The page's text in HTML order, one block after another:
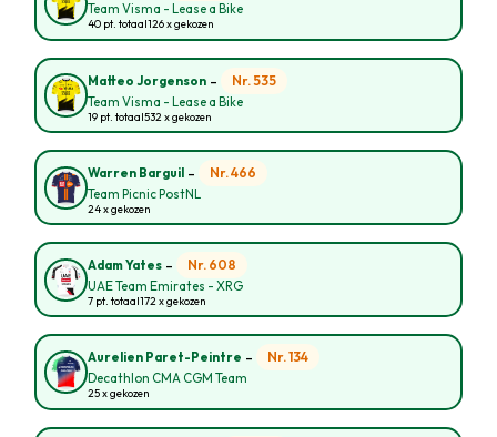
Team Visma - Lease a Bike
40 pt. totaal126 x gekozen
Matteo Jorgenson - Nr. 535
Team Visma - Lease a Bike
19 pt. totaal532 x gekozen
Warren Barguil - Nr. 466
Team Picnic PostNL
24 x gekozen
Adam Yates - Nr. 608
UAE Team Emirates - XRG
7 pt. totaal172 x gekozen
Aurelien Paret-Peintre - Nr. 134
Decathlon CMA CGM Team
25 x gekozen